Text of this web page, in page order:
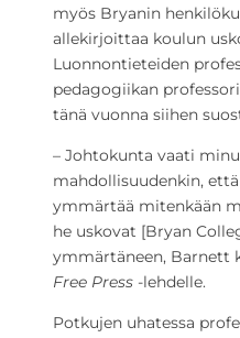
myös Bryanin
allekirjoittaa koulun
Luonnontieteiden
pedagogiikan professori
tänä vuonna siihen
– Johtokunta vaati
mahdollisuudenkin,
ymmärtää mitenkään
he uskovat [Bryan
ymmärtäneen, Barnett
Free Press -lehdelle.
Potkujen uhatessa